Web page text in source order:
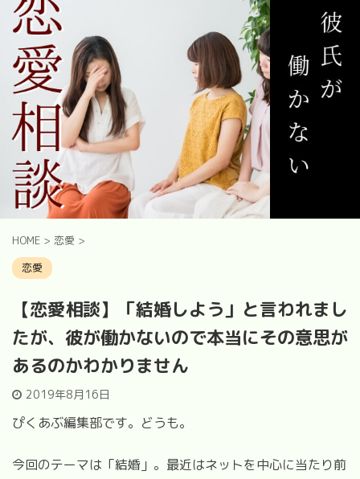
HOME > 恋愛 >
恋愛
【恋愛相談】「結婚しよう」と言われまし
たが、彼が働かないので本当にその意思が
あるのかわかりません
2019年8月16日
ぴくあぶ編集部です。どうも。
今回のテーマは「結婚」。最近はネットを中心に当たり前